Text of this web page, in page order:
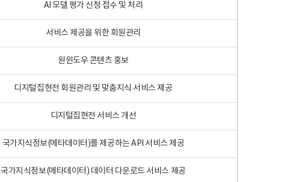
AI 모델 평가 신청 접수 및 처리
서비스 제공을 위한 회원관리
원윈도우 콘텐츠 홍보
디지털집현전 회원관리 및 맞춤지식 서비스 제공
디지털집현전 서비스 개선
국가지식정보(메타데이터)를 제공하는 API 서비스 제공
국가지식정보(메타데이터) 데이터 다운로드 서비스 제공